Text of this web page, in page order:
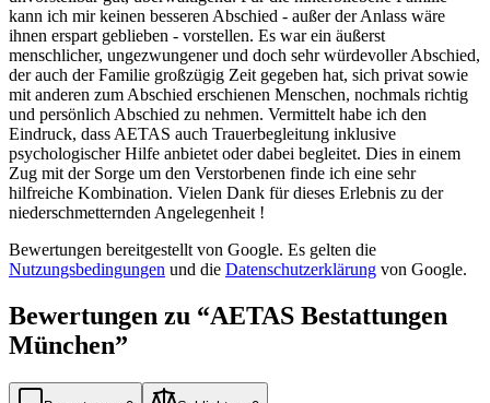
kann ich mir keinen besseren Abschied - außer der Anlass wäre
ihnen erspart geblieben - vorstellen. Es war ein äußerst
menschlicher, ungezwungener und doch sehr würdevoller Abschied,
der auch der Familie großzügig Zeit gegeben hat, sich privat sowie
mit anderen zum Abschied erschienen Menschen, nochmals richtig
und persönlich Abschied zu nehmen. Vermittelt habe ich den
Eindruck, dass AETAS auch Trauerbegleitung inklusive
psychologischer Hilfe anbietet oder dabei begleitet. Dies in einem
Zug mit der Sorge um den Verstorbenen finde ich eine sehr
hilfreiche Kombination. Vielen Dank für dieses Erlebnis zu der
niederschmetternden Angelegenheit !
Bewertungen bereitgestellt von Google. Es gelten die
Nutzungsbedingungen und die Datenschutzerklärung von Google.
Bewertungen zu “AETAS Bestattungen
München”